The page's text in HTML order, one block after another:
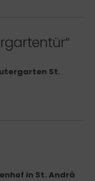
St.
in St. Andrä